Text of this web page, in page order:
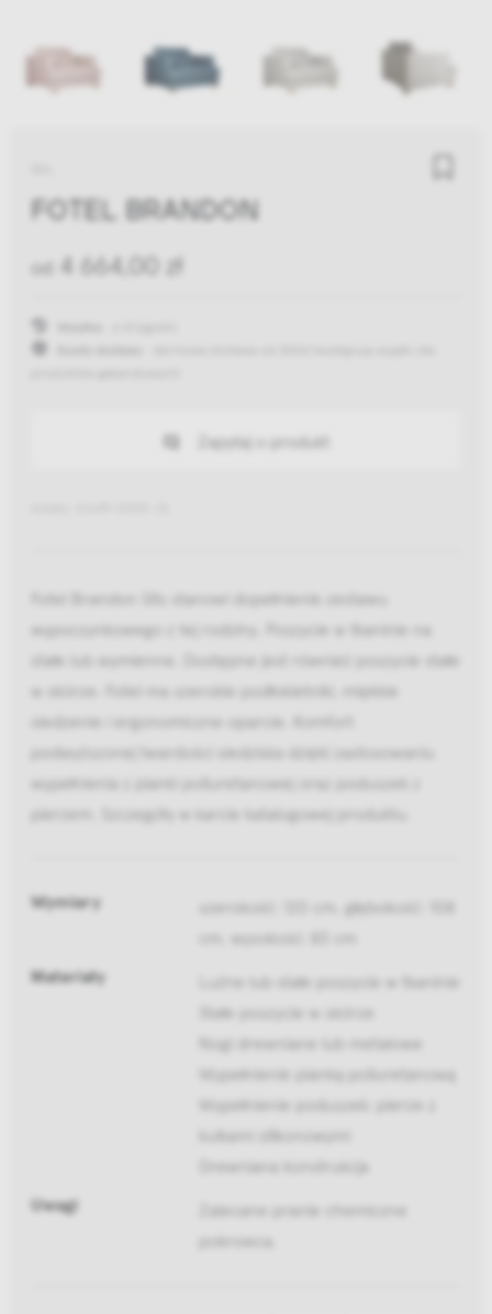
FOTEL BRANDON
od 4 664,00 zł
Zapytaj o produkt
Fotel Brandon Sits stanowi dopełnienie zestawu
wypoczynkowego z tej rodziny. Poszycie w tkaninie na
stałe lub wymienne. Dostępne jest również poszycie stałe
w skórze. Fotel ma szerokie podłokietniki, miękkie
siedzenie i ergonomiczne oparcie. Komfort
podwyższonej twardości siedziska dzięki zastosowaniu
wypełnienia z pianki poliuretanowej oraz poduszek z
pierzem. Szczegóły w karcie katalogowej produktu.
Wymiary
szerokość: 120 cm, głębokość: 108
cm, wysokość: 83 cm
Materiały
Luźne lub stałe poszycie w tkaninie
Stałe poszycie w skórze
Nogi drewniane lub metalowe
Wypełnienie pianką poliuretanową
Wypełnienie poduszek: pierze z
kulkami silikonowymi
Drewniana konstrukcja
Uwagi
Zalecane pranie chemiczne
pokrowca.